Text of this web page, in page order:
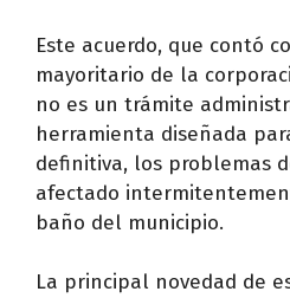
Este acuerdo, que contó
mayoritario de la
no es un trámite
herramienta diseñada
definitiva, los problemas
afectado
baño del municipio.
La principal novedad de